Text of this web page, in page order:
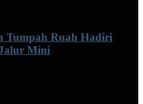
Tumpah Ruah Hadiri
Mini